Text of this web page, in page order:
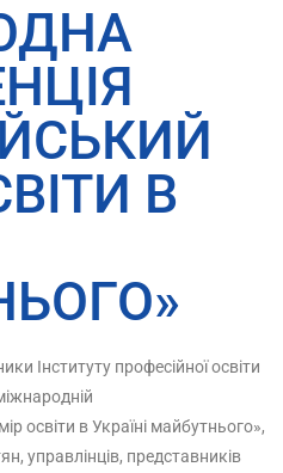
В
Інституту професійної освіти
освіти в Україні майбутнього»,
управлінців, представників